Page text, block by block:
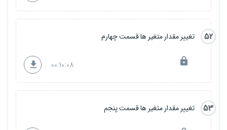
52 تغییر مقدار متغیر ها قسمت چهارم
00:10:08
53 تغییر مقدار متغیر ها قسمت پنجم